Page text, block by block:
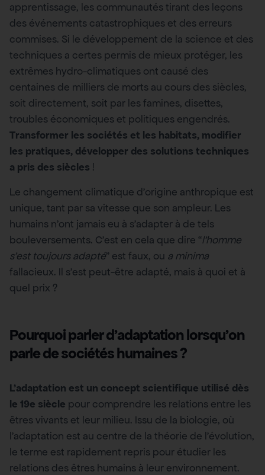
apprentissage, les communautés tirant des leçons
des événements catastrophiques et des erreurs
commises. Si le développement de la science et des
techniques a certes permis de mieux protéger, les
extrêmes hydro-climatiques ont causé des
centaines de milliers de morts au cours des siècles,
soit directement, soit par les famines, disettes,
troubles économiques et politiques engendrés.
Transformer les sociétés et les habitats, modifier
les pratiques, développer des solutions techniques
a pris des siècles !
Le changement climatique d’origine anthropique est
unique, tant par sa vitesse que son ampleur. Les
humains n’ont jamais eu à s’adapter à de tels
bouleversements. C’est en cela que dire “l’homme
s’est toujours adapté” est faux, ou a minima
fallacieux. Il s’est peut-être adapté, mais à quoi et à
quel prix ?
Pourquoi parler d’adaptation lorsqu’on
parle de sociétés humaines ?
L’adaptation est un concept scientifique utilisé dès
le 19e siècle pour comprendre les relations entre les
êtres vivants et leur milieu. Issu de la biologie, où
l’adaptation est au centre de la théorie de l’évolution,
le terme est rapidement repris pour étudier les
relations des êtres humains à leur environnement.